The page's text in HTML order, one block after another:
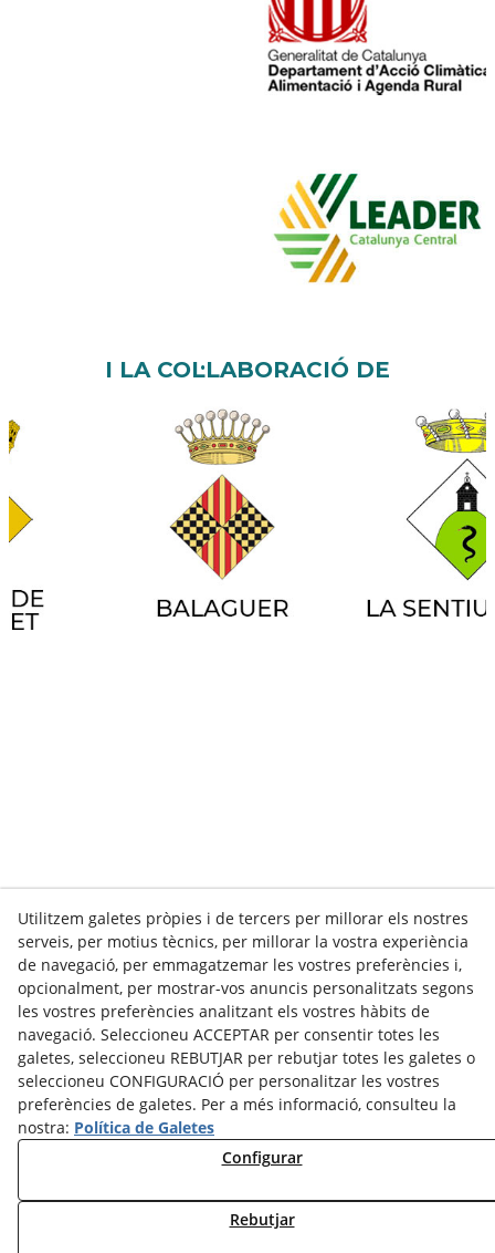
I LA COL·LABORACIÓ DE
INICIATIVA: Aquesta ruta fou una iniciativa dels 15 municipis,
els quals es van coordinar des d’un primer moment per
consensuar la totalitat de les decisions de la futura ruta.
La Ruta Ciclo-turística de la Vall del Sió ha estat
formalitzada i coordinada tècnicament pelDepartament de la
Vicepresidència i de Polítiques digitals i Territori, de la
Generalitat de Catalunya, i amb l'adhesió unitària dels 15
municipis d’aquesta vall.
PÀGINA WEB:Web finançada totalment pel Departament
d’Acció Climàtica, Alimentació i Agenda Rural de la Generalitat
de Catalunya.
Utilitzem galetes pròpies i de tercers per millorar els nostres
serveis, per motius tècnics, per millorar la vostra experiència
de navegació, per emmagatzemar les vostres preferències i,
opcionalment, per mostrar-vos anuncis personalitzats segons
les vostres preferències analitzant els vostres hàbits de
navegació. Seleccioneu ACCEPTAR per consentir totes les
galetes, seleccioneu REBUTJAR per rebutjar totes les galetes o
seleccioneu CONFIGURACIÓ per personalitzar les vostres
preferències de galetes. Per a més informació, consulteu la
nostra: Política de Galetes
Configurar
Rebutjar